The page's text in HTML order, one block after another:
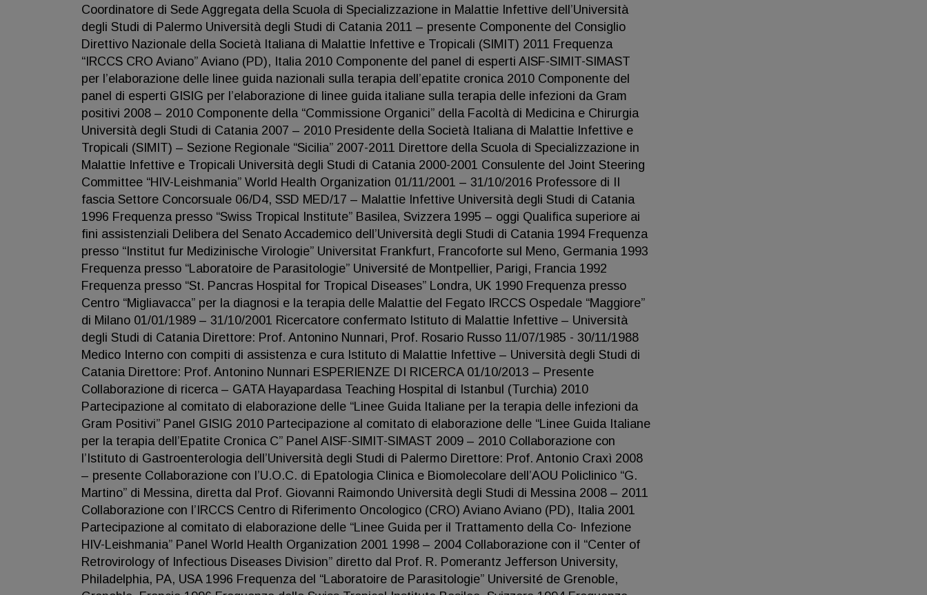
Coordinatore di Sede Aggregata della Scuola di Specializzazione in Malattie Infettive dell’Università
degli Studi di Palermo Università degli Studi di Catania 2011 – presente Componente del Consiglio
Direttivo Nazionale della Società Italiana di Malattie Infettive e Tropicali (SIMIT) 2011 Frequenza
“IRCCS CRO Aviano” Aviano (PD), Italia 2010 Componente del panel di esperti AISF-SIMIT-SIMAST
per l’elaborazione delle linee guida nazionali sulla terapia dell’epatite cronica 2010 Componente del
panel di esperti GISIG per l’elaborazione di linee guida italiane sulla terapia delle infezioni da Gram
positivi 2008 – 2010 Componente della “Commissione Organici” della Facoltà di Medicina e Chirurgia
Università degli Studi di Catania 2007 – 2010 Presidente della Società Italiana di Malattie Infettive e
Tropicali (SIMIT) – Sezione Regionale “Sicilia” 2007-2011 Direttore della Scuola di Specializzazione in
Malattie Infettive e Tropicali Università degli Studi di Catania 2000-2001 Consulente del Joint Steering
Committee “HIV-Leishmania” World Health Organization 01/11/2001 – 31/10/2016 Professore di II
fascia Settore Concorsuale 06/D4, SSD MED/17 – Malattie Infettive Università degli Studi di Catania
1996 Frequenza presso “Swiss Tropical Institute” Basilea, Svizzera 1995 – oggi Qualifica superiore ai
fini assistenziali Delibera del Senato Accademico dell’Università degli Studi di Catania 1994 Frequenza
presso “Institut fur Medizinische Virologie” Universitat Frankfurt, Francoforte sul Meno, Germania 1993
Frequenza presso “Laboratoire de Parasitologie” Université de Montpellier, Parigi, Francia 1992
Frequenza presso “St. Pancras Hospital for Tropical Diseases” Londra, UK 1990 Frequenza presso
Centro “Migliavacca” per la diagnosi e la terapia delle Malattie del Fegato IRCCS Ospedale “Maggiore”
di Milano 01/01/1989 – 31/10/2001 Ricercatore confermato Istituto di Malattie Infettive – Università
degli Studi di Catania Direttore: Prof. Antonino Nunnari, Prof. Rosario Russo 11/07/1985 - 30/11/1988
Medico Interno con compiti di assistenza e cura Istituto di Malattie Infettive – Università degli Studi di
Catania Direttore: Prof. Antonino Nunnari ESPERIENZE DI RICERCA 01/10/2013 – Presente
Collaborazione di ricerca – GATA Hayapardasa Teaching Hospital di Istanbul (Turchia) 2010
Partecipazione al comitato di elaborazione delle “Linee Guida Italiane per la terapia delle infezioni da
Gram Positivi” Panel GISIG 2010 Partecipazione al comitato di elaborazione delle “Linee Guida Italiane
per la terapia dell’Epatite Cronica C” Panel AISF-SIMIT-SIMAST 2009 – 2010 Collaborazione con
l’Istituto di Gastroenterologia dell’Università degli Studi di Palermo Direttore: Prof. Antonio Craxì 2008
– presente Collaborazione con l’U.O.C. di Epatologia Clinica e Biomolecolare dell’AOU Policlinico “G.
Martino” di Messina, diretta dal Prof. Giovanni Raimondo Università degli Studi di Messina 2008 – 2011
Collaborazione con l’IRCCS Centro di Riferimento Oncologico (CRO) Aviano Aviano (PD), Italia 2001
Partecipazione al comitato di elaborazione delle “Linee Guida per il Trattamento della Co- Infezione
HIV-Leishmania” Panel World Health Organization 2001 1998 – 2004 Collaborazione con il “Center of
Retrovirology of Infectious Diseases Division” diretto dal Prof. R. Pomerantz Jefferson University,
Philadelphia, PA, USA 1996 Frequenza del “Laboratoire de Parasitologie” Université de Grenoble,